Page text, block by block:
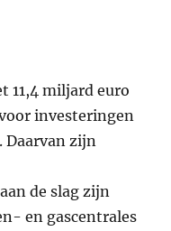
11,4 miljard euro
investeringen
Daarvan zijn
de slag zijn
en gascentrales